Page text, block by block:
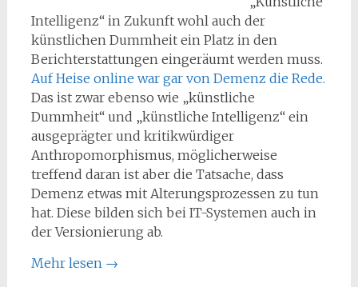
Intelligenz“ in Zukunft wohl auch der
künstlichen Dummheit ein Platz in den
Berichterstattungen eingeräumt werden muss.
Auf Heise online war gar von Demenz die Rede.
Das ist zwar ebenso wie „künstliche
Dummheit“ und „künstliche Intelligenz“ ein
ausgeprägter und kritikwürdiger
Anthropomorphismus, möglicherweise
treffend daran ist aber die Tatsache, dass
Demenz etwas mit Alterungsprozessen zu tun
hat. Diese bilden sich bei IT-Systemen auch in
der Versionierung ab.
Mehr lesen →